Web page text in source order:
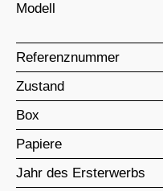
Modell
Referenznummer
Zustand
Box
Papiere
Jahr des Ersterwerbs